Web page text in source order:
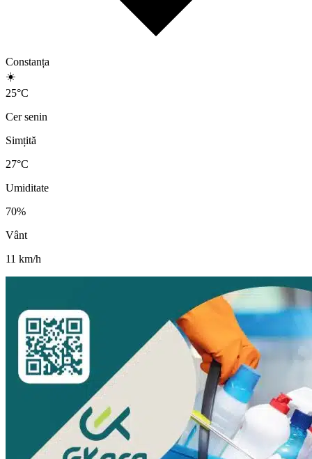
Constanța
☀️
25°C
Cer senin
Simțită
27°C
Umiditate
70%
Vânt
11 km/h